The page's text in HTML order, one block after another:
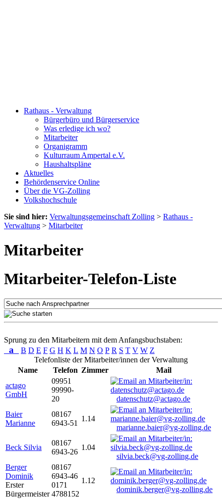
Rathaus - Verwaltung
Bürgerbüro und Bürgerservice
Was erledige ich wo?
Mitarbeiter
Organigramm
Kulturraum Ampertal e.V.
Haushaltspläne
Aktuelles
Behördenservice Online
Über die VG-Zolling
Volkshochschule
Sie sind hier: Verwaltungsgemeinschaft Zolling > Rathaus -
Verwaltung > Mitarbeiter
Mitarbeiter
Mitarbeiter-Telefon-Liste
Sprung zu den Mitarbeitern mit dem Anfangsbuchstaben:
a B D E F G H K L M N O P R S T V W Z
Telefonliste der Mitarbeiter/innen der Verwaltung
Name
Telefon Zimmer
Mail
actago
GmbH
09951
99990-
20
datenschutz@actago.de
Baier
Marianne
08167
6943-51
1.14
marianne.baier@vg-zolling.de
Beck Silvia
08167
6943-26
1.04
silvia.beck@vg-zolling.de
Berger
Dominik
Erster
Bürgermeister
08167
6943-46
0171
4788152
1.12
dominik.berger@vg-zolling.de